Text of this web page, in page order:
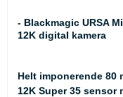
- Blackmagic URSA
12K digital kamera
Helt imponerende 80
12K Super 35 sensor